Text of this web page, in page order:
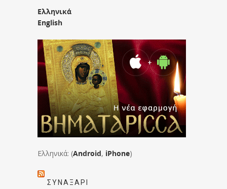
Ελληνικά
English
Ελληνικά: (Android, iPhone)
ΣΥΝΑΞΆΡΙ